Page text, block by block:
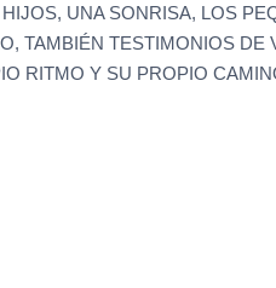
UNA SONRISA, LOS
TAMBIÉN TESTIMONIOS
RITMO Y SU PROPIO